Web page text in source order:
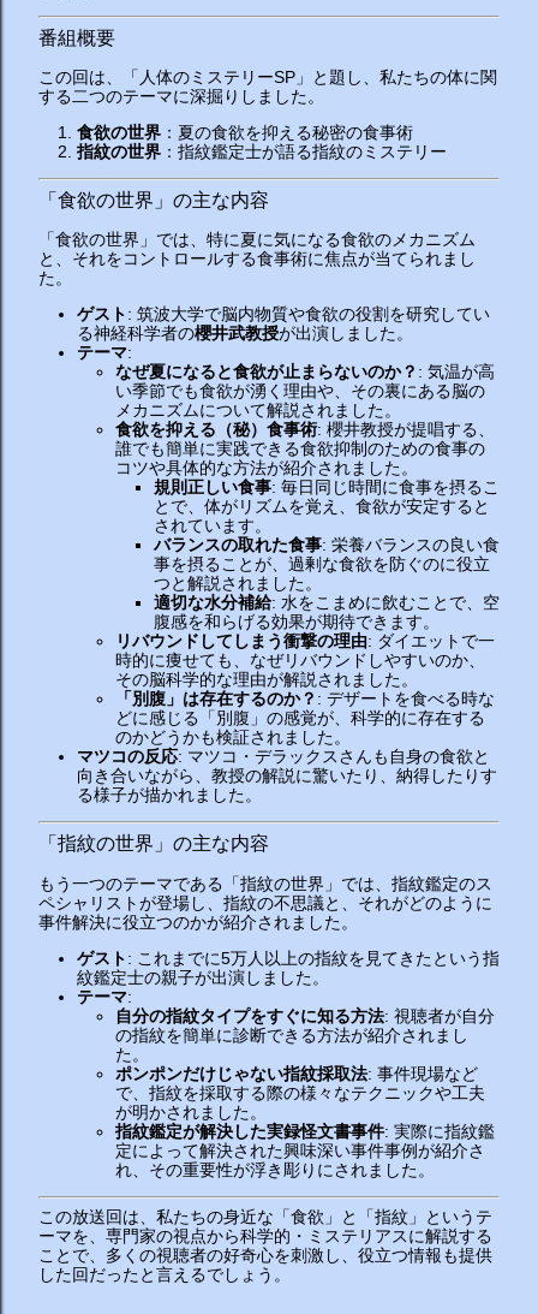
番組概要
この回は、「人体のミステリーSP」と題し、私たちの体に関
する二つのテーマに深掘りしました。
食欲の世界 ：夏の食欲を抑える秘密の食事術
指紋の世界 ：指紋鑑定士が語る指紋のミステリー
「食欲の世界」の主な内容
「食欲の世界」では、特に夏に気になる食欲のメカニズム
と、それをコントロールする食事術に焦点が当てられまし
た。
ゲスト: 筑波大学で脳内物質や食欲の役割を研究してい
る神経科学者の櫻井武教授が出演しました。
テーマ:
なぜ夏になると食欲が止まらないのか？ : 気温が高
い季節でも食欲が湧く理由や、その裏にある脳の
メカニズムについて解説されました。
食欲を抑える（秘）食事術: 櫻井教授が提唱する、
誰でも簡単に実践できる食欲抑制のための食事の
コツや具体的な方法が紹介されました。
規則正しい食事: 毎日同じ時間に食事を摂るこ
とで、体がリズムを覚え、食欲が安定すると
されています。
バランスの取れた食事: 栄養バランスの良い食
事を摂ることが、過剰な食欲を防ぐのに役立
つと解説されました。
適切な水分補給: 水をこまめに飲むことで、空
腹感を和らげる効果が期待できます。
リバウンドしてしまう衝撃の理由: ダイエットで一
時的に痩せても、なぜリバウンドしやすいのか、
その脳科学的な理由が解説されました。
「別腹」は存在するのか？ : デザートを食べる時な
どに感じる「別腹」の感覚が、科学的に存在する
のかどうかも検証されました。
マツコの反応: マツコ・デラックスさんも自身の食欲と
向き合いながら、教授の解説に驚いたり、納得したりす
る様子が描かれました。
「指紋の世界」の主な内容
もう一つのテーマである「指紋の世界」では、指紋鑑定のス
ペシャリストが登場し、指紋の不思議と、それがどのように
事件解決に役立つのかが紹介されました。
ゲスト: これまでに5万人以上の指紋を見てきたという指
紋鑑定士の親子が出演しました。
テーマ:
自分の指紋タイプをすぐに知る方法: 視聴者が自分
の指紋を簡単に診断できる方法が紹介されまし
た。
ポンポンだけじゃない指紋採取法: 事件現場など
で、指紋を採取する際の様々なテクニックや工夫
が明かされました。
指紋鑑定が解決した実録怪文書事件: 実際に指紋鑑
定によって解決された興味深い事件事例が紹介さ
れ、その重要性が浮き彫りにされました。
この放送回は、私たちの身近な「食欲」と「指紋」というテ
ーマを、専門家の視点から科学的・ミステリアスに解説する
ことで、多くの視聴者の好奇心を刺激し、役立つ情報も提供
した回だったと言えるでしょう。